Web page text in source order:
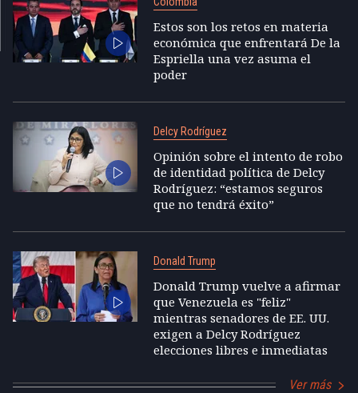
Estos son los retos en materia
económica que enfrentará De la
Espriella una vez asuma el
poder
Delcy Rodríguez
Opinión sobre el intento de robo
de identidad política de Delcy
Rodríguez: “estamos seguros
que no tendrá éxito”
Donald Trump
Donald Trump vuelve a afirmar
que Venezuela es "feliz"
mientras senadores de EE. UU.
exigen a Delcy Rodríguez
elecciones libres e inmediatas
Ver más